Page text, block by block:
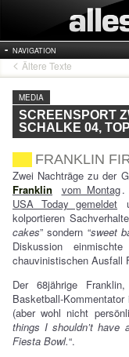
NAVIGATION
Ältere Texte
MEDIA
SCREENSPORT
SCHALKE 04,
FRANKLIN
Zwei Nachträge zu der
Franklin
vom Montag.
USA Today gemeldet
kolportieren
cakes” sondern “sweet
Diskussion
chauvinistischen Ausfall
Der 68jährige
Basketball-
(aber wohl nicht
things I shouldn’t
Fiesta Bowl.“.